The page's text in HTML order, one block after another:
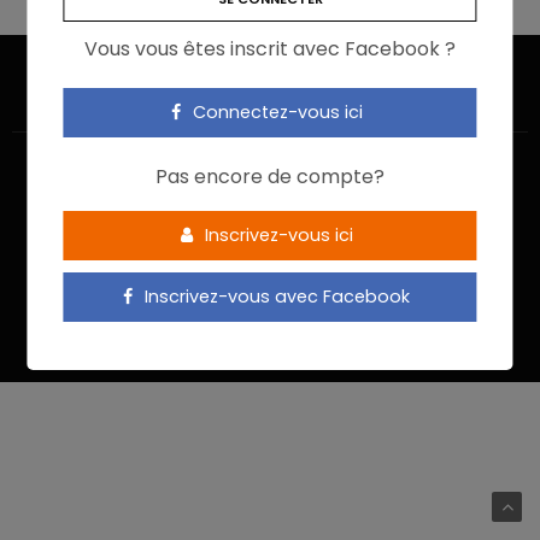
Vous vous êtes inscrit avec Facebook ?
Connectez-vous ici
Pas encore de compte?
Inscrivez-vous ici
Inscrivez-vous avec Facebook
ACCUEIL JE M’INSCRIS
NOUS CONTACTER
MENTIONS LÉGALES
POLITIQUE DE CONFIDENTIALITÉ
Food In Action © 2022